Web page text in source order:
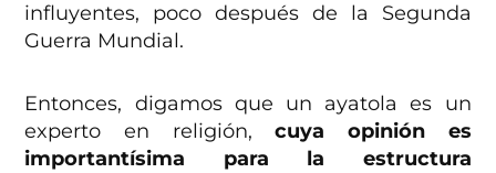
influyentes, poco después de la Segunda
Guerra Mundial.
Entonces, digamos que un ayatola es un
experto en religión, cuya opinión es
importantísima para la estructura